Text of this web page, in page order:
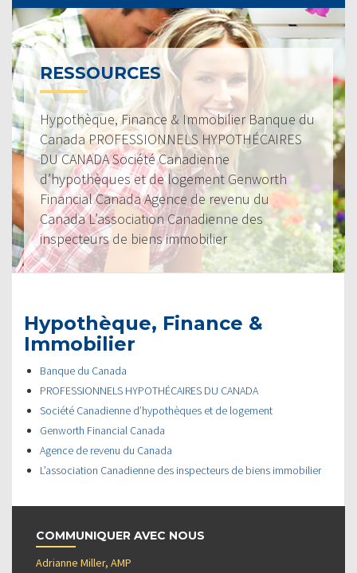
RESSOURCES
Hypothèque, Finance & Immobilier Banque du
Canada PROFESSIONNELS HYPOTHÉCAIRES
DU CANADA Société Canadienne
d’hypothèques et de logement Genworth
Financial Canada Agence de revenu du
Canada L’association Canadienne des
inspecteurs de biens immobilier
Hypothèque, Finance &
Immobilier
Banque du Canada
PROFESSIONNELS HYPOTHÉCAIRES DU CANADA
Société Canadienne d’hypothèques et de logement
Genworth Financial Canada
Agence de revenu du Canada
L’association Canadienne des inspecteurs de biens immobilier
COMMUNIQUER AVEC NOUS
Adrianne Miller, AMP